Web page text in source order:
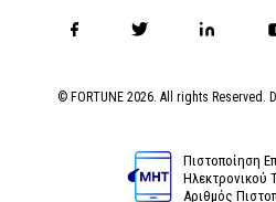
© FORTUNE 2026. All rights Reserved.
Πιστοποίηση
Ηλεκτρονικού
Αριθμός